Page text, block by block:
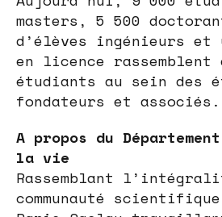
masters, 5 500
d’élèves ingénieurs
en licence rassemblent
étudiants au sein des
fondateurs et associés.
A propos du
la vie
Rassemblant
communauté